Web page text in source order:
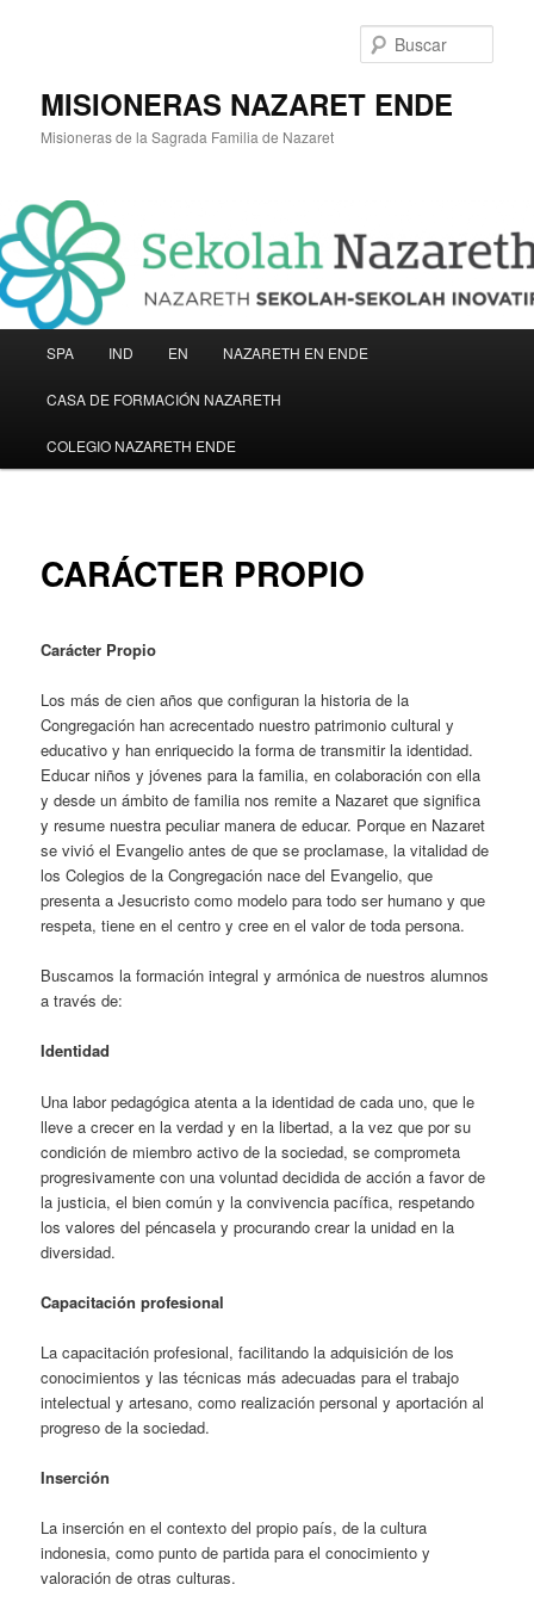
MISIONERAS NAZARET ENDE
Misioneras de la Sagrada Familia de Nazaret
SPA IND EN NAZARETH EN ENDE
CASA DE FORMACIÓN NAZARETH
COLEGIO NAZARETH ENDE
CARÁCTER PROPIO
Carácter Propio
Los más de cien años que configuran la historia de la
Congregación han acrecentado nuestro patrimonio cultural y
educativo y han enriquecido la forma de transmitir la identidad.
Educar niños y jóvenes para la familia, en colaboración con ella
y desde un ámbito de familia nos remite a Nazaret que significa
y resume nuestra peculiar manera de educar. Porque en Nazaret
se vivió el Evangelio antes de que se proclamase, la vitalidad de
los Colegios de la Congregación nace del Evangelio, que
presenta a Jesucristo como modelo para todo ser humano y que
respeta, tiene en el centro y cree en el valor de toda persona.
Buscamos la formación integral y armónica de nuestros alumnos
a través de:
Identidad
Una labor pedagógica atenta a la identidad de cada uno, que le
lleve a crecer en la verdad y en la libertad, a la vez que por su
condición de miembro activo de la sociedad, se comprometa
progresivamente con una voluntad decidida de acción a favor de
la justicia, el bien común y la convivencia pacífica, respetando
los valores del péncasela y procurando crear la unidad en la
diversidad.
Capacitación profesional
La capacitación profesional, facilitando la adquisición de los
conocimientos y las técnicas más adecuadas para el trabajo
intelectual y artesano, como realización personal y aportación al
progreso de la sociedad.
Inserción
La inserción en el contexto del propio país, de la cultura
indonesia, como punto de partida para el conocimiento y
valoración de otras culturas.